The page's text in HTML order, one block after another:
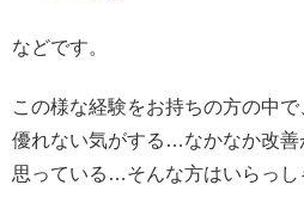
などです。
この様な経験をお持ちの方の中
優れない気がする…なかなか改善
思っている…そんな方はいらっし